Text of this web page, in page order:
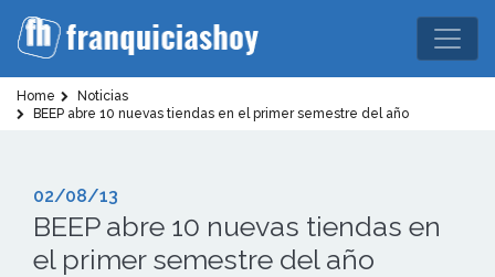
Home
Noticias
BEEP abre 10 nuevas tiendas en el primer semestre del año
02/08/13
BEEP abre 10 nuevas tiendas en
el primer semestre del año